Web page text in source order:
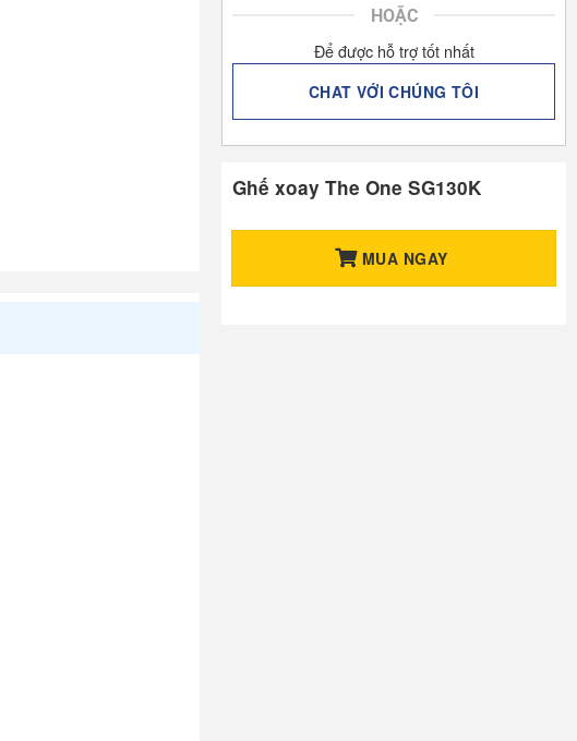
HOẶC
Để được hỗ trợ tốt nhất
CHAT VỚI CHÚNG TÔI
Ghế xoay The One SG130K
MUA NGAY